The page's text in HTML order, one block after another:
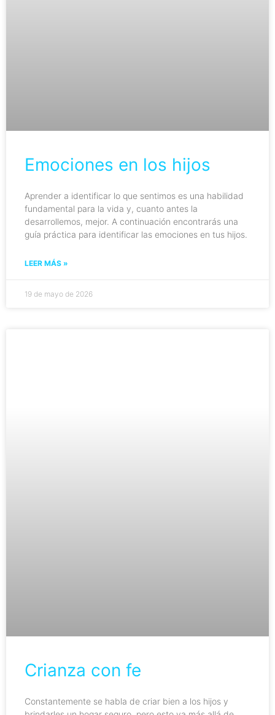
Emociones en los hijos
Aprender a identificar lo que sentimos es una habilidad
fundamental para la vida y, cuanto antes la
desarrollemos, mejor. A continuación encontrarás una
guía práctica para identificar las emociones en tus hijos.
LEER MÁS »
19 de mayo de 2026
Crianza con fe
Constantemente se habla de criar bien a los hijos y